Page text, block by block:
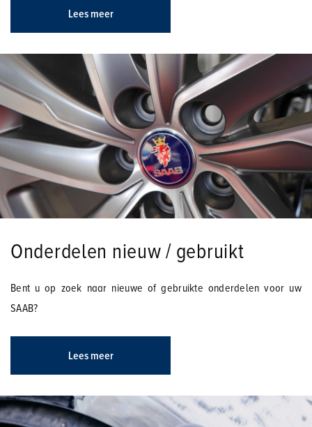
Lees meer
Onderdelen nieuw / gebruikt
Bent u op zoek naar nieuwe of gebruikte onderdelen voor uw
SAAB?
Lees meer